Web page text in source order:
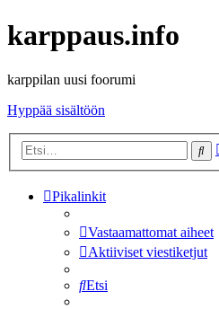
karppaus.info
karppilan uusi foorumi
Hyppää sisältöön
Etsi
Pikalinkit
Vastaamattomat aiheet
Aktiiviset viestiketjut
Etsi